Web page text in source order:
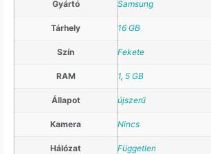
Gyártó Samsung
Tárhely 16 GB
Szín Fekete
RAM 1, 5 GB
Állapot újszerű
Kamera Nincs
Hálózat Független